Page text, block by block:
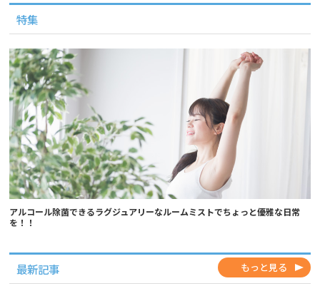
特集
アルコール除菌できるラグジュアリーなルームミストでちょっと優雅な日常
を！！
最新記事 もっと見る